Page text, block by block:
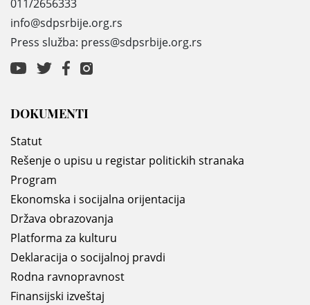
011/2656333
info@sdpsrbije.org.rs
Press služba: press@sdpsrbije.org.rs
DOKUMENTI
Statut
Rešenje o upisu u registar politickih stranaka
Program
Ekonomska i socijalna orijentacija
Država obrazovanja
Platforma za kulturu
Deklaracija o socijalnoj pravdi
Rodna ravnopravnost
Finansijski izveštaj